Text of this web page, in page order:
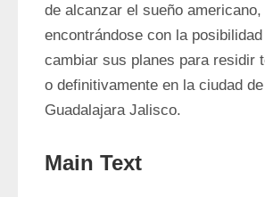
de alcanzar el sueño americano,
encontrándose con la
cambiar sus planes para residir
o definitivamente en la ciudad de
Guadalajara Jalisco.
Main Text